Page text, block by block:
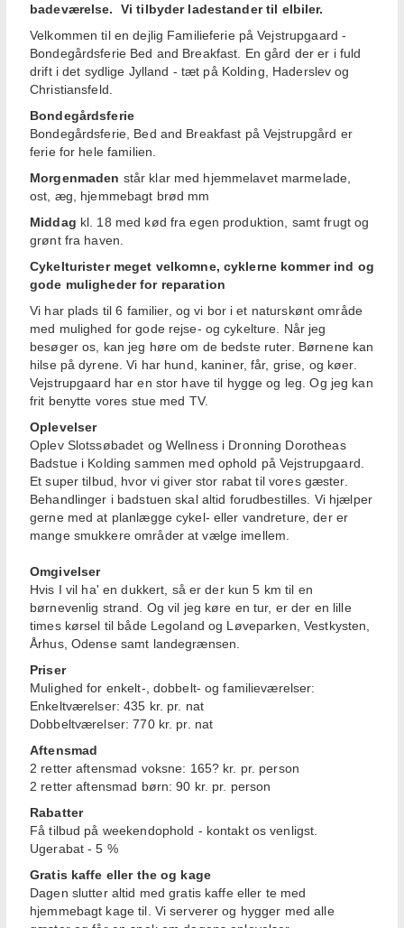
badeværelse.
Vi tilbyder ladestander til elbiler.
Velkommen til en dejlig Familieferie på Vejstrupgaard -
Bondegårdsferie Bed and Breakfast. En gård der er i fuld
drift i det sydlige Jylland - tæt på Kolding, Haderslev og
Christiansfeld.
Bondegårdsferie
Bondegårdsferie, Bed and Breakfast på Vejstrupgård er
ferie for hele familien.
Morgenmaden står klar med hjemmelavet marmelade,
ost, æg, hjemmebagt brød mm
Middag kl. 18 med kød fra egen produktion, samt frugt og
grønt fra haven.
Cykelturister meget velkomne, cyklerne kommer ind og
gode muligheder for reparation
Vi har plads til 6 familier, og vi bor i et naturskønt område
med mulighed for gode rejse- og cykelture. Når jeg
besøger os, kan jeg høre om de bedste ruter. Børnene kan
hilse på dyrene. Vi har hund, kaniner, får, grise, og køer.
Vejstrupgaard har en stor have til hygge og leg. Og jeg kan
frit benytte vores stue med TV.
Oplevelser
Oplev Slotssøbadet og Wellness i Dronning Dorotheas
Badstue i Kolding sammen med ophold på Vejstrupgaard.
Et super tilbud, hvor vi giver stor rabat til vores gæster.
Behandlinger i badstuen skal altid forudbestilles. Vi hjælper
gerne med at planlægge cykel- eller vandreture, der er
mange smukkere områder at vælge imellem.
Omgivelser
Hvis I vil ha' en dukkert, så er der kun 5 km til en
børnevenlig strand. Og vil jeg køre en tur, er der en lille
times kørsel til både Legoland og Løveparken, Vestkysten,
Århus, Odense samt landegrænsen.
Priser
Mulighed for enkelt-, dobbelt- og familieværelser:
Enkeltværelser: 435 kr. pr. nat
Dobbeltværelser: 770 kr. pr. nat
Aftensmad
2 retter aftensmad voksne: 165? kr. pr. person
2 retter aftensmad børn: 90 kr. pr. person
Rabatter
Få tilbud på weekendophold - kontakt os venligst.
Ugerabat - 5 %
Gratis kaffe eller the og kage
Dagen slutter altid med gratis kaffe eller te med
hjemmebagt kage til. Vi serverer og hygger med alle